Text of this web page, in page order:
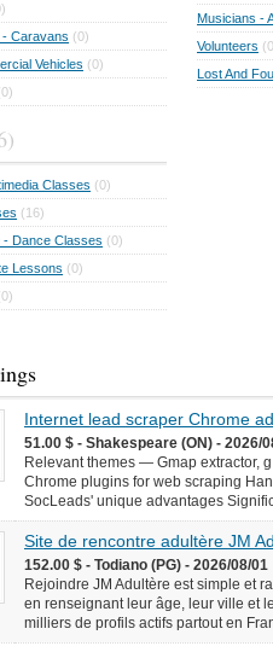
Caravans (0)
Vehicles (0)
Classes (0)
(16)
Dance Classes (0)
Lessons (0)
Musicians -
Volunteers
Lost And
Internet lead scraper Chrome
51.00 $ - Shakespeare (ON) - 2026/
Relevant themes — Gmap extractor,
Chrome plugins for web scraping
SocLeads' unique advantages
Site de rencontre adultère JM
152.00 $ - Todiano (PG) - 2026/08/01
Rejoindre JM Adultère est simple et
en renseignant leur âge, leur ville et
milliers de profils actifs partout en